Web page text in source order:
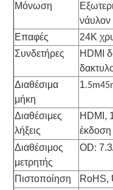
Μόνωση
νάυλον
Επαφές
24K
Συνδετήρες
HDMI
Διαθέσιμα
μήκη
1
Διαθέσιμες
λήξεις
HDMI,
έκδοση
Διαθέσιμος
μετρητής
OD:
Πιστοποίηση RoHS,